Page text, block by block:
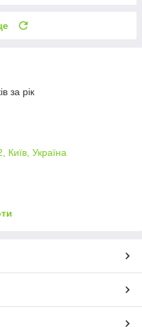
за рік
Київ, Україна